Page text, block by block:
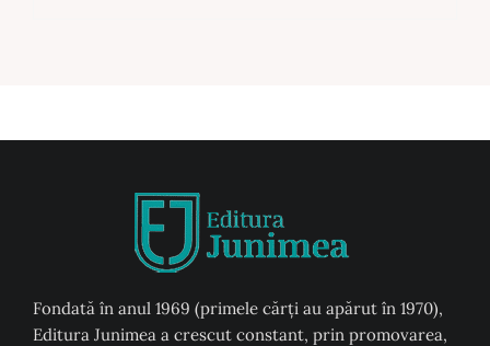
Fondată în anul 1969 (primele cărți au apărut în 1970),
Editura Junimea a crescut constant, prin promovarea,